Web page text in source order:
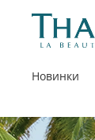
Новинки